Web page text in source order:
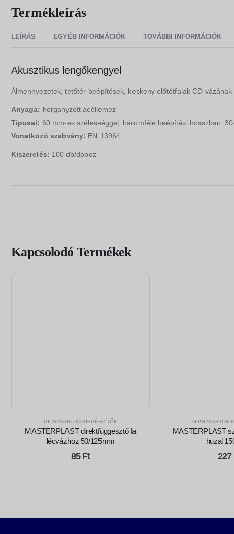
Termékleírás
LEÍRÁS EGYÉB INFORMÁCIÓK TOVÁBBI INFORMÁCIÓK
Akusztikus lengőkengyel
Álmennyezetek, tetőtér beépítések, keskeny előtétfalak CD-
Anyaga: horganyzott acéllemez
Típusai: 60 mm-es szélességgel, háromféle beépítési hosszban:
Vonatkozó szabvány: EN 13964
Kiszerelés: 100 db/doboz
Kapcsolodó Termékek
GIPSZKARTON KIEGÉSZÍTŐK
MASTERPLAST direktfüggesztő fa
lécvázhoz 50/125mm
85 Ft
GIPSZKARTON
MASTERPLAST
huzal
227